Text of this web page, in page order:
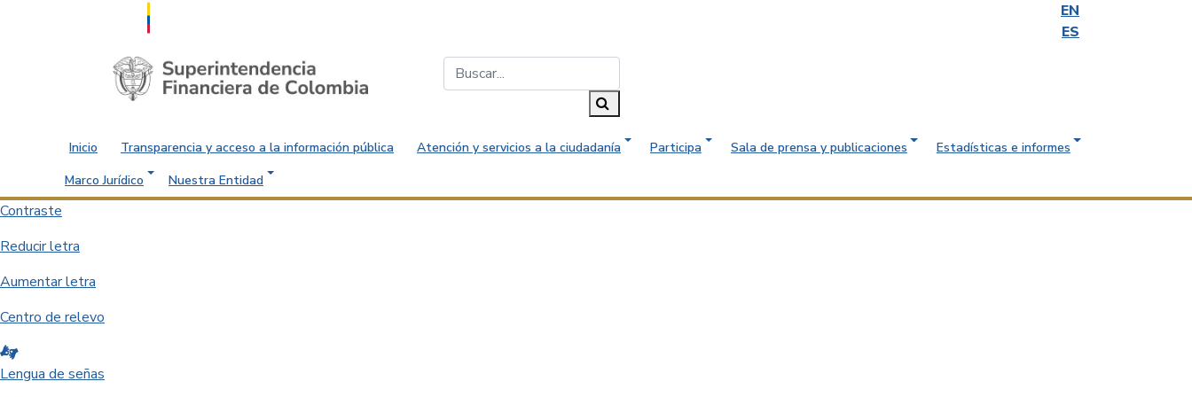
EN
ES
Saltar al contenido principal
Inicio Transparencia y acceso a la información pública Atención y servicios a la ciudadanía Participa Sala de prensa y publicaciones
Estadísticas e informes
Marco Jurídico
Nuestra Entidad
Contraste
Reducir letra
Aumentar letra
Centro de relevo
Lengua de señas